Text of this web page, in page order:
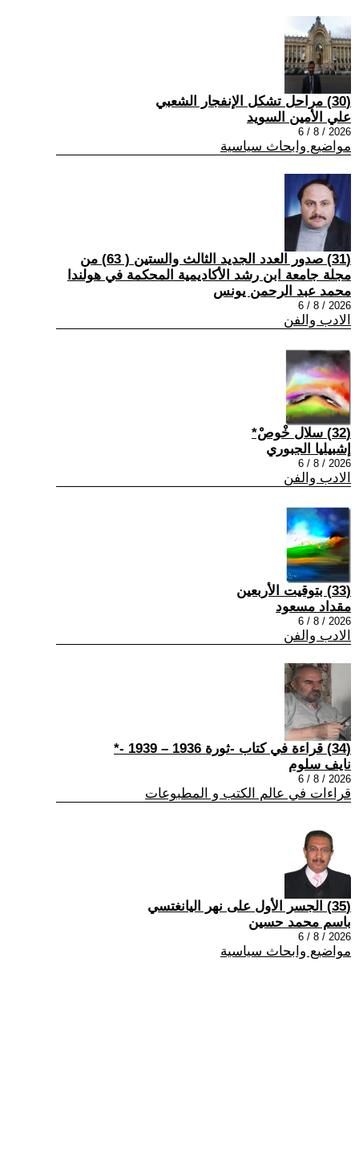
(30) مراحل تشكل الإنفجار الشعبي
علي الأمين السويد
2026 / 8 / 6
مواضيع وابحاث سياسية
(31) صدور العدد الجديد الثالث والستين ( 63) من
مجلة جامعة ابن رشد الأكاديمية المحكمة في هولندا
محمد عبد الرحمن يونس
2026 / 8 / 6
الادب والفن
(32) سلال خْوصْ*
إشبيليا الجبوري
2026 / 8 / 6
الادب والفن
(33) بتوقيت الأربعين
مقداد مسعود
2026 / 8 / 6
الادب والفن
(34) قراءة في كتاب -ثورة 1936 – 1939 -*
نايف سلوم
2026 / 8 / 6
قراءات في عالم الكتب و المطبوعات
(35) الجسر الأول على نهر اليانغتسي
باسم محمد حسين
2026 / 8 / 6
مواضيع وابحاث سياسية